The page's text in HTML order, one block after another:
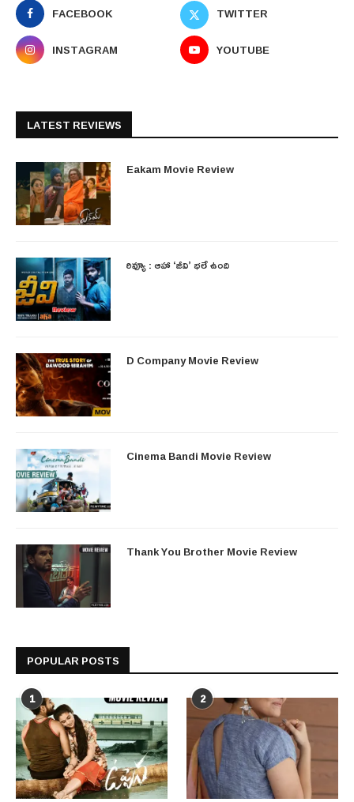
FACEBOOK
TWITTER
INSTAGRAM
YOUTUBE
LATEST REVIEWS
Eakam Movie Review
రివ్యూ : ఆహా ‘జీవి’ భలే ఉంది
D Company Movie Review
Cinema Bandi Movie Review
Thank You Brother Movie Review
POPULAR POSTS
1 2